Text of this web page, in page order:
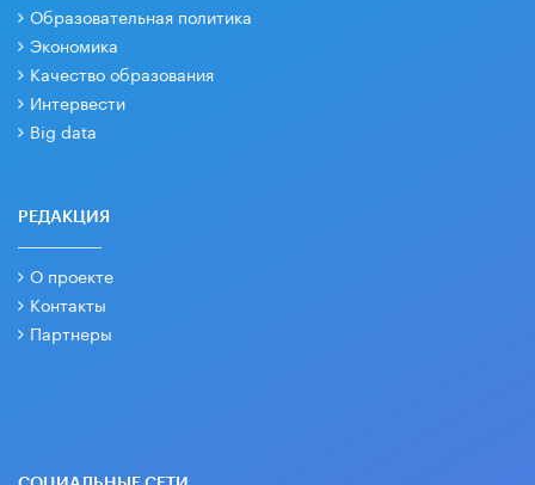
Образовательная политика
Экономика
Качество образования
Интервести
Big data
РЕДАКЦИЯ
О проекте
Контакты
Партнеры